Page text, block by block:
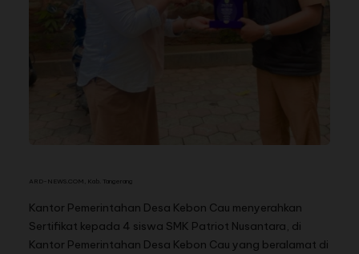
ARD-NEWS.COM, Kab. Tangerang
Kantor Pemerintahan Desa Kebon Cau menyerahkan
Sertifikat kepada 4 siswa SMK Patriot Nusantara, di
Kantor Pemerintahan Desa Kebon Cau yang beralamat di